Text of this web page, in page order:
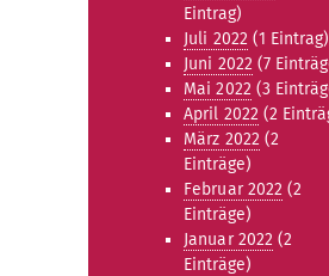
Eintrag)
Juli 2022 (1 Eintrag)
Juni 2022 (7
Mai 2022 (3
April 2022 (2
März 2022 (2
Einträge)
Februar 2022 (2
Einträge)
Januar 2022 (2
Einträge)